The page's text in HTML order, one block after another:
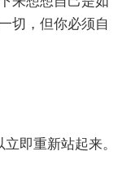
切，但你必须自
即重新站起来。